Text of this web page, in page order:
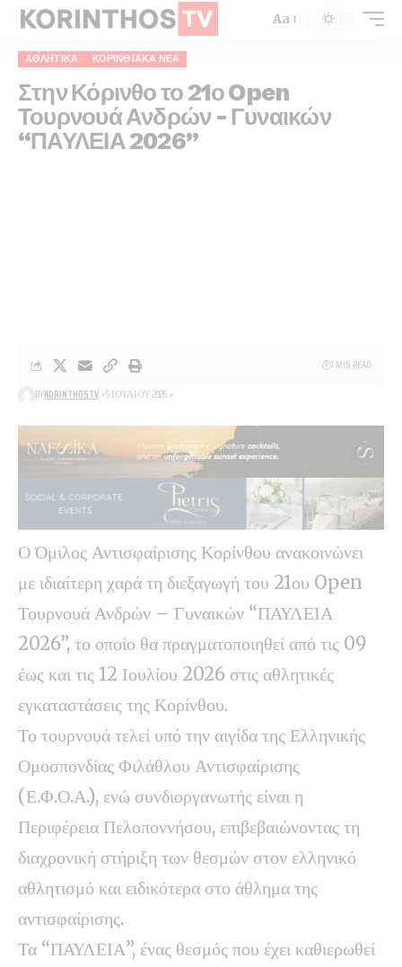
Aa
ΑΘΛΗΤΙΚΑ ΚΟΡΙΝΘΙΑΚΆ ΝΈΑ
Στην Κόρινθο το 21ο Open
Τουρνουά Ανδρών – Γυναικών
“ΠΑΥΛΕΙΑ 2026”
BYKORINTHOSTV 5 ΙΟΥΛΊΟΥ 2026
1 MIN READ
Ο Όμιλος Αντισφαίρισης Κορίνθου ανακοινώνει
με ιδιαίτερη χαρά τη διεξαγωγή του 21ου Open
Τουρνουά Ανδρών – Γυναικών “ΠΑΥΛΕΙΑ
2026”, το οποίο θα πραγματοποιηθεί από τις 09
έως και τις 12 Ιουλίου 2026 στις αθλητικές
εγκαταστάσεις της Κορίνθου.
Το τουρνουά τελεί υπό την αιγίδα της Ελληνικής
Ομοσπονδίας Φιλάθλου Αντισφαίρισης
(Ε.Φ.Ο.Α.), ενώ συνδιοργανωτής είναι η
Περιφέρεια Πελοποννήσου, επιβεβαιώνοντας τη
διαχρονική στήριξη των θεσμών στον ελληνικό
αθλητισμό και ειδικότερα στο άθλημα της
αντισφαίρισης.
Τα “ΠΑΥΛΕΙΑ”, ένας θεσμός που έχει καθιερωθεί